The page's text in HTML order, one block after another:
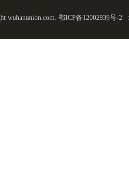
wuhanunion.com. 鄂ICP备12002939号-2